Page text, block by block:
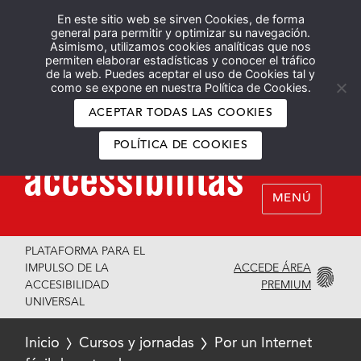
En este sitio web se sirven Cookies, de forma
general para permitir y optimizar su navegación.
Asimismo, utilizamos cookies analíticas que nos
permiten elaborar estadísticas y conocer el tráfico
de la web. Puedes aceptar el uso de Cookies tal y
como se expone en nuestra Política de Cookies.
ACEPTAR TODAS LAS COOKIES
POLÍTICA DE COOKIES
Español English
MENÚ
PLATAFORMA PARA EL
IMPULSO DE LA
ACCESIBILIDAD
UNIVERSAL
ACCEDE ÁREA
PREMIUM
Inicio Cursos y jornadas
Por un Internet